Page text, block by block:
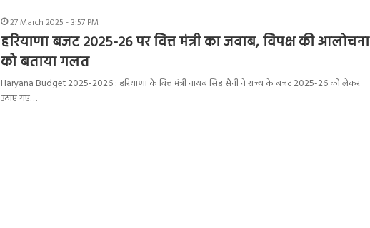
27 March 2025 - 3:57 PM
हरियाणा बजट 2025-26 पर वित्त मंत्री का जवाब, विपक्ष की आलोचना
को बताया गलत
Haryana Budget 2025-2026 : हरियाणा के वित्त मंत्री नायब सिंह सैनी ने राज्य के बजट 2025-26 को लेकर
उठाए गए…